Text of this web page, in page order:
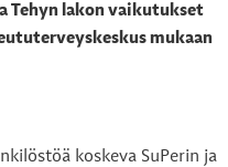
Tehyn lakon vaikutukset
mukaan
koskeva SuPerin ja